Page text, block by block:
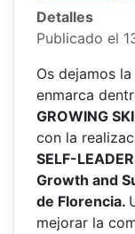
Detalles
Publicado el
Os dejamos
enmarca
GROWING
con la
SELF-
Growth and
de Florencia.
mejorar la